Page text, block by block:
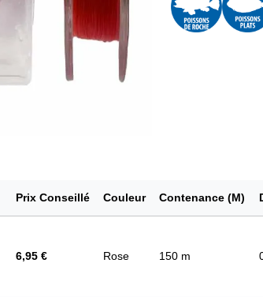
Prix Conseillé Couleur Contenance (M)
6,95 € Rose 150 m